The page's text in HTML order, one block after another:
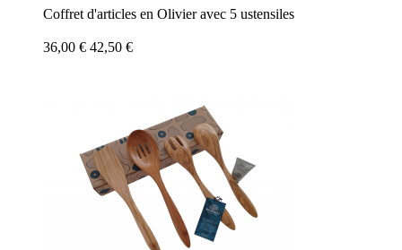
Coffret d'articles en Olivier avec 5 ustensiles
36,00 € 42,50 €